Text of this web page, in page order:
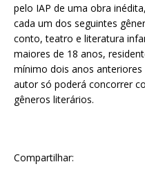
pelo IAP de uma obra
cada um dos seguintes
conto, teatro e literatura
maiores de 18 anos,
mínimo dois anos anteriores
autor só poderá concorrer
gêneros literários.
Compartilhar: